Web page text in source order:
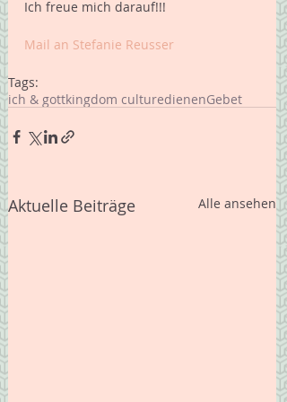
Ich freue mich darauf!!!
Mail an Stefanie Reusser
Tags:
ich & gottkingdom culturedienenGebet
Aktuelle Beiträge Alle ansehen